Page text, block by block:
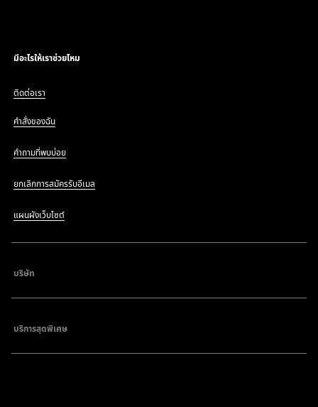
มีอะไรให้เราช่วยไหม
ติดต่อเรา
คำสั่งของฉัน
คำถามที่พบบ่อย
ยกเลิกการสมัครรับอีเมล
แผนผังเว็บไซต์
บริษัท
บริการสุดพิเศษ